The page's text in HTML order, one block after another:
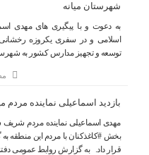
شهرستان میانه
به دعوت و با پیگیری های مهدی
اسلامی و در سفری یکروزه
توسعه و تجهیز مدارس کشور به
بازدید اسماعیلی نماینده مردم
مهدی اسماعیلی نماینده مردم شریف
بخش #کاغذکنان با مردم این منطقه
قرار داد. به گزارش روابط عمومی